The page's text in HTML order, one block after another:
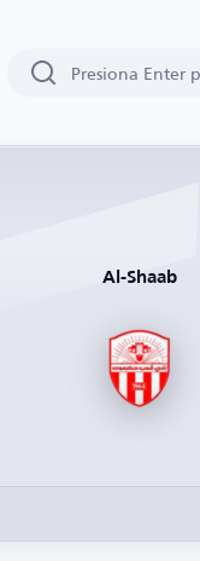
Al-Shaab